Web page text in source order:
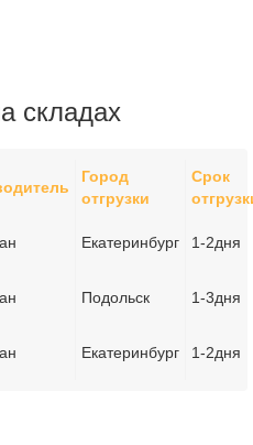
складах
Город
отгрузки
Срок
Екатеринбург 1-2дня
Подольск 1-3дня
Екатеринбург 1-2дня